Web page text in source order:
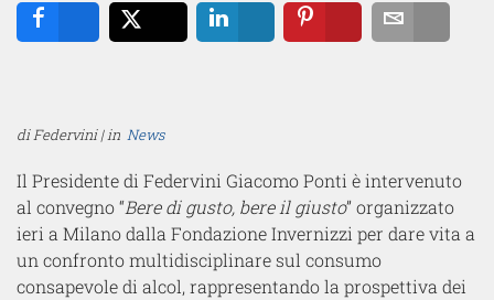
di Federvini | in News
Il Presidente di Federvini Giacomo Ponti è intervenuto
al convegno “Bere di gusto, bere il giusto” organizzato
ieri a Milano dalla Fondazione Invernizzi per dare vita a
un confronto multidisciplinare sul consumo
consapevole di alcol, rappresentando la prospettiva dei